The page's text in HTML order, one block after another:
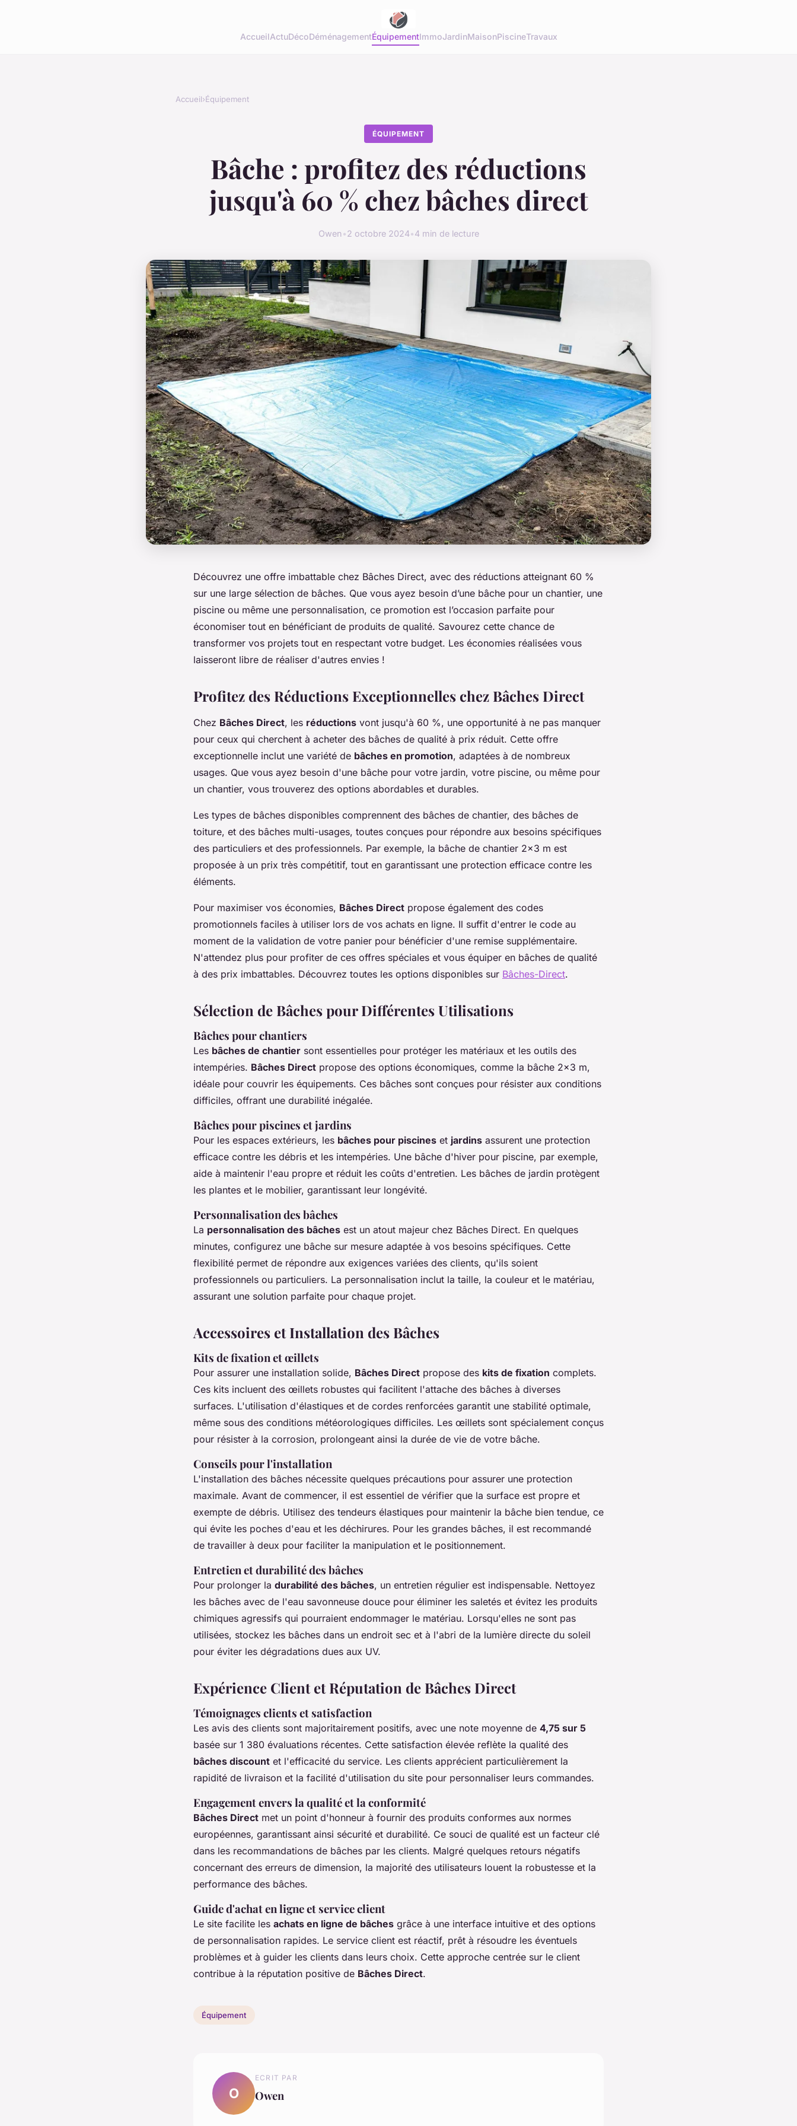
AccueilActuDécoDéménagementÉquipementImmoJardinMaisonPiscineTravaux
Accueil›Équipement
ÉQUIPEMENT
Bâche : profitez des réductions
jusqu'à 60 % chez bâches direct
Owen•2 octobre 2024•4 min de lecture
Découvrez une offre imbattable chez Bâches Direct, avec des réductions atteignant 60 %
sur une large sélection de bâches. Que vous ayez besoin d’une bâche pour un chantier, une
piscine ou même une personnalisation, ce promotion est l’occasion parfaite pour
économiser tout en bénéficiant de produits de qualité. Savourez cette chance de
transformer vos projets tout en respectant votre budget. Les économies réalisées vous
laisseront libre de réaliser d'autres envies !
Profitez des Réductions Exceptionnelles chez Bâches Direct
Chez Bâches Direct, les réductions vont jusqu'à 60 %, une opportunité à ne pas manquer
pour ceux qui cherchent à acheter des bâches de qualité à prix réduit. Cette offre
exceptionnelle inclut une variété de bâches en promotion, adaptées à de nombreux
usages. Que vous ayez besoin d'une bâche pour votre jardin, votre piscine, ou même pour
un chantier, vous trouverez des options abordables et durables.
Les types de bâches disponibles comprennent des bâches de chantier, des bâches de
toiture, et des bâches multi-usages, toutes conçues pour répondre aux besoins spécifiques
des particuliers et des professionnels. Par exemple, la bâche de chantier 2x3 m est
proposée à un prix très compétitif, tout en garantissant une protection efficace contre les
éléments.
Pour maximiser vos économies, Bâches Direct propose également des codes
promotionnels faciles à utiliser lors de vos achats en ligne. Il suffit d'entrer le code au
moment de la validation de votre panier pour bénéficier d'une remise supplémentaire.
N'attendez plus pour profiter de ces offres spéciales et vous équiper en bâches de qualité
à des prix imbattables. Découvrez toutes les options disponibles sur Bâches-Direct.
Sélection de Bâches pour Différentes Utilisations
Bâches pour chantiers
Les bâches de chantier sont essentielles pour protéger les matériaux et les outils des
intempéries. Bâches Direct propose des options économiques, comme la bâche 2x3 m,
idéale pour couvrir les équipements. Ces bâches sont conçues pour résister aux conditions
difficiles, offrant une durabilité inégalée.
Bâches pour piscines et jardins
Pour les espaces extérieurs, les bâches pour piscines et jardins assurent une protection
efficace contre les débris et les intempéries. Une bâche d'hiver pour piscine, par exemple,
aide à maintenir l'eau propre et réduit les coûts d'entretien. Les bâches de jardin protègent
les plantes et le mobilier, garantissant leur longévité.
Personnalisation des bâches
La personnalisation des bâches est un atout majeur chez Bâches Direct. En quelques
minutes, configurez une bâche sur mesure adaptée à vos besoins spécifiques. Cette
flexibilité permet de répondre aux exigences variées des clients, qu'ils soient
professionnels ou particuliers. La personnalisation inclut la taille, la couleur et le matériau,
assurant une solution parfaite pour chaque projet.
Accessoires et Installation des Bâches
Kits de fixation et œillets
Pour assurer une installation solide, Bâches Direct propose des kits de fixation complets.
Ces kits incluent des œillets robustes qui facilitent l'attache des bâches à diverses
surfaces. L'utilisation d'élastiques et de cordes renforcées garantit une stabilité optimale,
même sous des conditions météorologiques difficiles. Les œillets sont spécialement conçus
pour résister à la corrosion, prolongeant ainsi la durée de vie de votre bâche.
Conseils pour l'installation
L'installation des bâches nécessite quelques précautions pour assurer une protection
maximale. Avant de commencer, il est essentiel de vérifier que la surface est propre et
exempte de débris. Utilisez des tendeurs élastiques pour maintenir la bâche bien tendue, ce
qui évite les poches d'eau et les déchirures. Pour les grandes bâches, il est recommandé
de travailler à deux pour faciliter la manipulation et le positionnement.
Entretien et durabilité des bâches
Pour prolonger la durabilité des bâches, un entretien régulier est indispensable. Nettoyez
les bâches avec de l'eau savonneuse douce pour éliminer les saletés et évitez les produits
chimiques agressifs qui pourraient endommager le matériau. Lorsqu'elles ne sont pas
utilisées, stockez les bâches dans un endroit sec et à l'abri de la lumière directe du soleil
pour éviter les dégradations dues aux UV.
Expérience Client et Réputation de Bâches Direct
Témoignages clients et satisfaction
Les avis des clients sont majoritairement positifs, avec une note moyenne de 4,75 sur 5
basée sur 1 380 évaluations récentes. Cette satisfaction élevée reflète la qualité des
bâches discount et l'efficacité du service. Les clients apprécient particulièrement la
rapidité de livraison et la facilité d'utilisation du site pour personnaliser leurs commandes.
Engagement envers la qualité et la conformité
Bâches Direct met un point d'honneur à fournir des produits conformes aux normes
européennes, garantissant ainsi sécurité et durabilité. Ce souci de qualité est un facteur clé
dans les recommandations de bâches par les clients. Malgré quelques retours négatifs
concernant des erreurs de dimension, la majorité des utilisateurs louent la robustesse et la
performance des bâches.
Guide d'achat en ligne et service client
Le site facilite les achats en ligne de bâches grâce à une interface intuitive et des options
de personnalisation rapides. Le service client est réactif, prêt à résoudre les éventuels
problèmes et à guider les clients dans leurs choix. Cette approche centrée sur le client
contribue à la réputation positive de Bâches Direct.
Équipement
O
ECRIT PAR
Owen